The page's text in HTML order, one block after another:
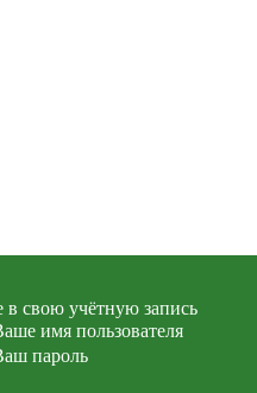
свою учётную запись
имя пользователя
пароль